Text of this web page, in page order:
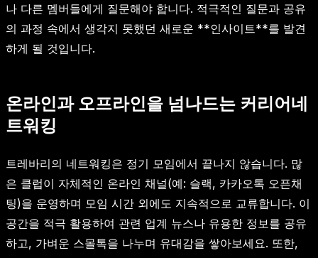
나 다른 멤버들에게 질문해야 합니다. 적극적인 질문과 공유
의 과정 속에서 생각지 못했던 새로운 **인사이트**를 발견
하게 될 것입니다.
온라인과 오프라인을 넘나드는 커리어네
트워킹
트레바리의 네트워킹은 정기 모임에서 끝나지 않습니다. 많
은 클럽이 자체적인 온라인 채널(예: 슬랙, 카카오톡 오픈채
팅)을 운영하며 모임 시간 외에도 지속적으로 교류합니다. 이
공간을 적극 활용하여 관련 업계 뉴스나 유용한 정보를 공유
하고, 가벼운 스몰톡을 나누며 유대감을 쌓아보세요. 또한,